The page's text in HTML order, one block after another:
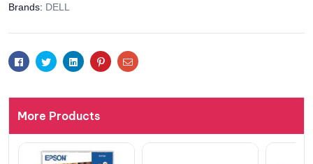
Brands: DELL
FacebookTwitterLinkedinPinterestEmail
More Products